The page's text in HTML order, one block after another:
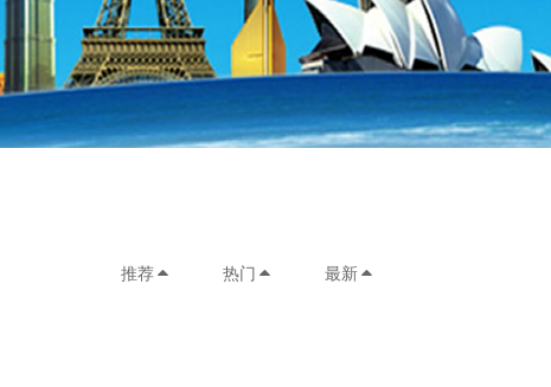
推荐 热门 最新